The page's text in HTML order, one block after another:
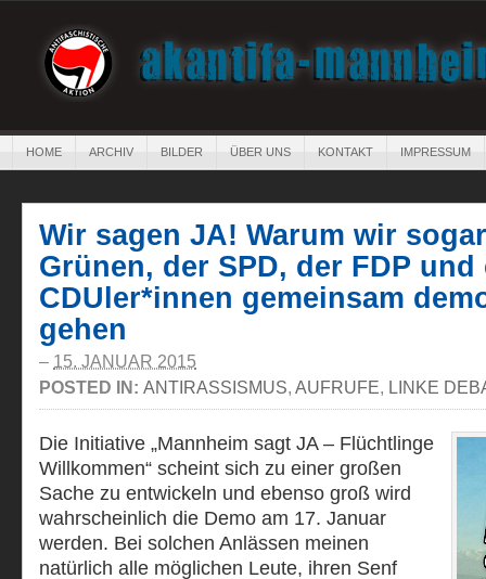
HOME ARCHIV BILDER ÜBER UNS KONTAKT IMPRESSUM
Wir sagen JA! Warum wir
Grünen, der SPD, der FDP
CDUler*innen gemeinsam
gehen
– 15. JANUAR 2015
POSTED IN: ANTIRASSISMUS, AUFRUFE, LINKE
Die Initiative „Mannheim sagt JA – Flüchtlinge
Willkommen“ scheint sich zu einer großen
Sache zu entwickeln und ebenso groß wird
wahrscheinlich die Demo am 17. Januar
werden. Bei solchen Anlässen meinen
natürlich alle möglichen Leute, ihren Senf